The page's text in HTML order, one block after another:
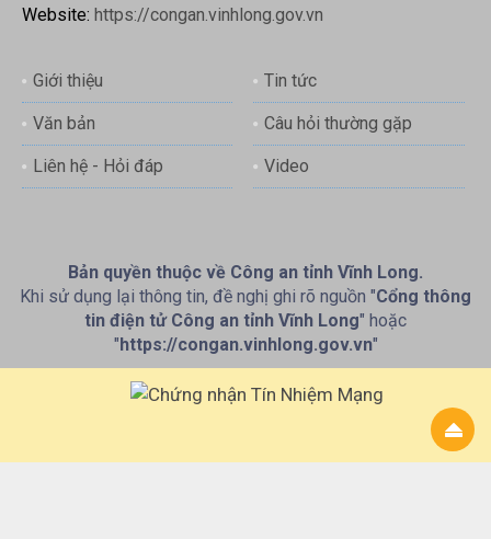
Website: https://congan.vinhlong.gov.vn
Giới thiệu Tin tức
Văn bản Câu hỏi thường gặp
Liên hệ - Hỏi đáp Video
Bản quyền thuộc về Công an tỉnh Vĩnh Long.
Khi sử dụng lại thông tin, đề nghị ghi rõ nguồn "Cổng thông
tin điện tử Công an tỉnh Vĩnh Long" hoặc
"https://congan.vinhlong.gov.vn"